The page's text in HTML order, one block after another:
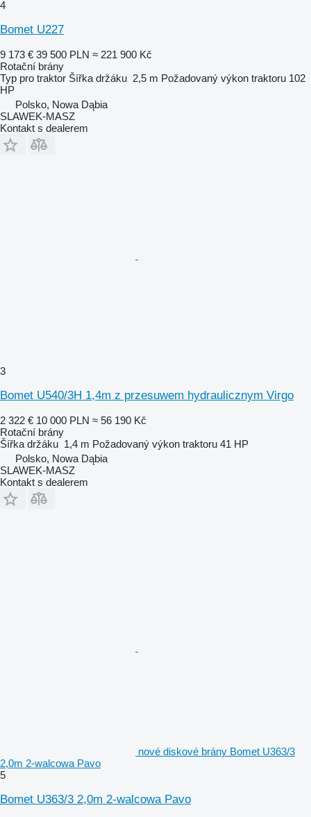
4
Bomet U227
9 173 € 39 500 PLN ≈ 221 900 Kč
Rotační brány
Typ pro traktor Šířka držáku 2,5 m Požadovaný výkon traktoru 102
HP
Polsko, Nowa Dąbia
SLAWEK-MASZ
Kontakt s dealerem
3
Bomet U540/3H 1,4m z przesuwem hydraulicznym Virgo
2 322 € 10 000 PLN ≈ 56 190 Kč
Rotační brány
Šířka držáku 1,4 m Požadovaný výkon traktoru 41 HP
Polsko, Nowa Dąbia
SLAWEK-MASZ
Kontakt s dealerem
nové diskové brány Bomet U363/3
2,0m 2-walcowa Pavo
5
Bomet U363/3 2,0m 2-walcowa Pavo